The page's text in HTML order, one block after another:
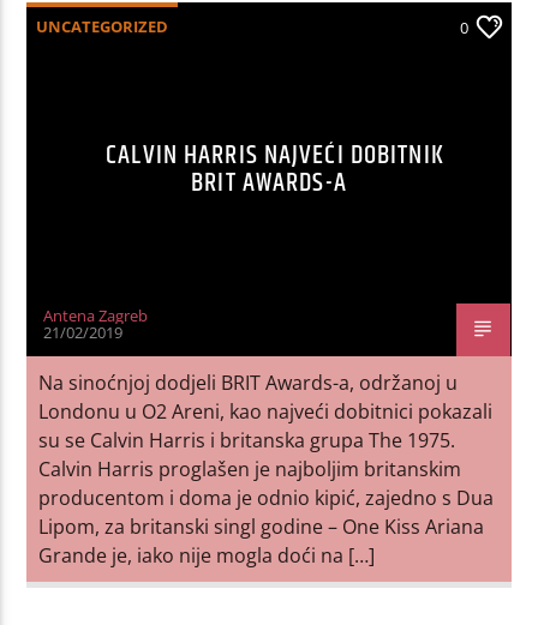
UNCATEGORIZED 0
CALVIN HARRIS NAJVEĆI DOBITNIK
BRIT AWARDS-A
Antena Zagreb
21/02/2019
Na sinoćnjoj dodjeli BRIT Awards-a, održanoj u
Londonu u O2 Areni, kao najveći dobitnici pokazali
su se Calvin Harris i britanska grupa The 1975.
Calvin Harris proglašen je najboljim britanskim
producentom i doma je odnio kipić, zajedno s Dua
Lipom, za britanski singl godine – One Kiss Ariana
Grande je, iako nije mogla doći na […]